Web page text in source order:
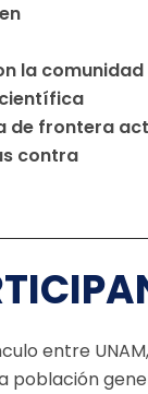
la
de frontera
contra
entre
población